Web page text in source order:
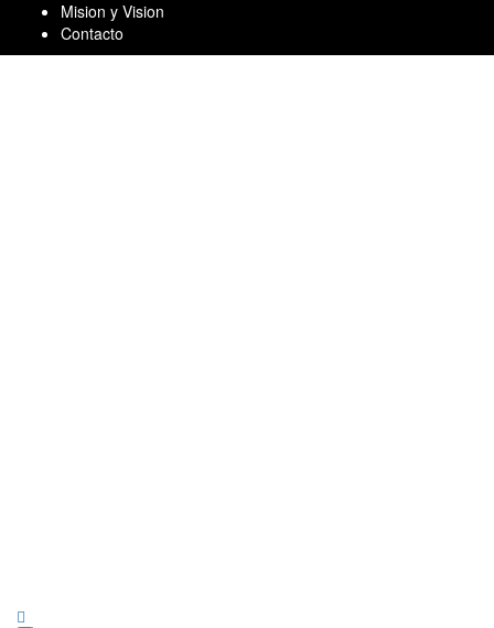
content
Mision y Vision
Contacto